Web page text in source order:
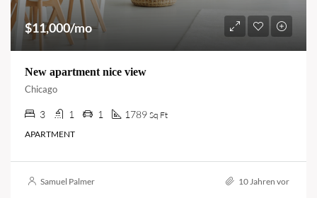
$11,000/mo
New apartment nice view
Chicago
3 1 1 1789 Sq Ft
APARTMENT
Samuel Palmer 10 Jahren vor